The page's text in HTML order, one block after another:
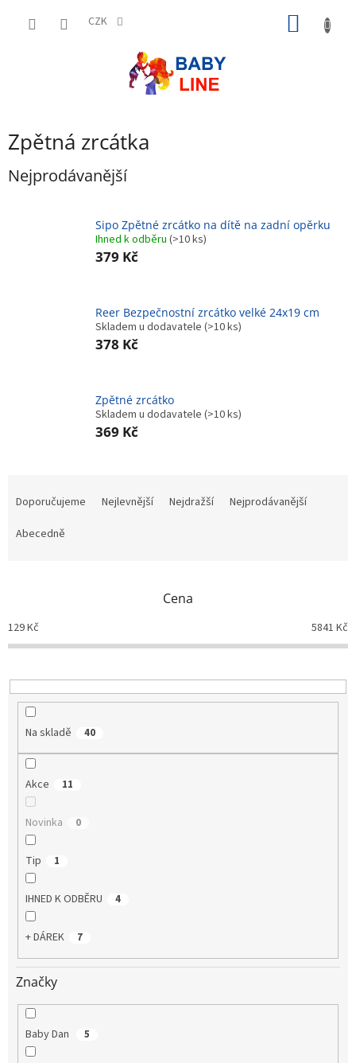
CZK
Zpětná zrcátka
Nejprodávanější
Sipo Zpětné zrcátko na dítě na zadní opěrku
Ihned k odběru (>10 ks)
379 Kč
Reer Bezpečnostní zrcátko velké 24x19 cm
Skladem u dodavatele (>10 ks)
378 Kč
Zpětné zrcátko
Skladem u dodavatele (>10 ks)
369 Kč
o
d
k
t
Doporučujeme Nejlevnější Nejdražší
Nejprodávanější
Abecedně
Cena
129Kč 5841 Kč
Na skladě 40
Akce 11
Novinka 0
Tip 1
IHNED K ODBĚRU 4
+ DÁREK 7
Značky
Baby Dan 5